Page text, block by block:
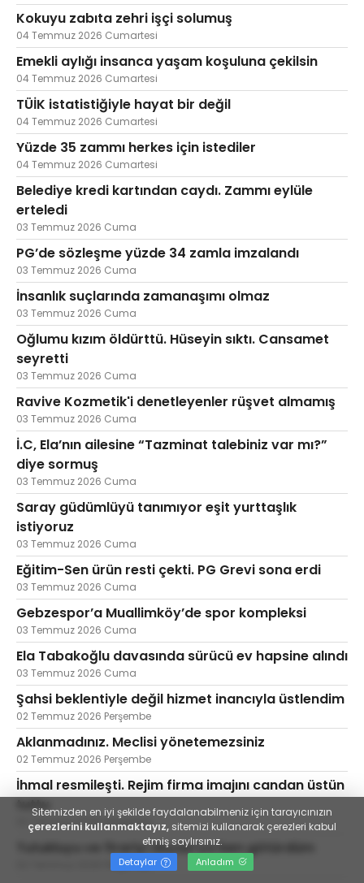
Kokuyu zabıta zehri işçi solumuş
04 Temmuz 2026 Cumartesi
Emekli aylığı insanca yaşam koşuluna çekilsin
04 Temmuz 2026 Cumartesi
TÜİK istatistiğiyle hayat bir değil
04 Temmuz 2026 Cumartesi
Yüzde 35 zammı herkes için istediler
04 Temmuz 2026 Cumartesi
Belediye kredi kartından caydı. Zammı eylüle
erteledi
03 Temmuz 2026 Cuma
PG’de sözleşme yüzde 34 zamla imzalandı
03 Temmuz 2026 Cuma
İnsanlık suçlarında zamanaşımı olmaz
03 Temmuz 2026 Cuma
Oğlumu kızım öldürttü. Hüseyin sıktı. Cansamet
seyretti
03 Temmuz 2026 Cuma
Ravive Kozmetik'i denetleyenler rüşvet almamış
03 Temmuz 2026 Cuma
İ.C, Ela’nın ailesine “Tazminat talebiniz var mı?”
diye sormuş
03 Temmuz 2026 Cuma
Saray güdümlüyü tanımıyor eşit yurttaşlık
istiyoruz
03 Temmuz 2026 Cuma
Eğitim-Sen ürün resti çekti. PG Grevi sona erdi
03 Temmuz 2026 Cuma
Gebzespor’a Muallimköy’de spor kompleksi
03 Temmuz 2026 Cuma
Ela Tabakoğlu davasında sürücü ev hapsine alındı
03 Temmuz 2026 Cuma
Şahsi beklentiyle değil hizmet inancıyla üstlendim
02 Temmuz 2026 Perşembe
Aklanmadınız. Meclisi yönetemezsiniz
02 Temmuz 2026 Perşembe
İhmal resmileşti. Rejim firma imajını candan üstün
tuttu
02 Temmuz 2026 Perşembe
Tutukluyu ve firariyi Akyazı'ya ben götürdüm
02 Temmuz 2026 Perşembe
Sitemizden en iyi şekilde faydalanabilmeniz için tarayıcınızın
çerezlerini kullanmaktayız, sitemizi kullanarak çerezleri kabul
etmiş saylırsınız.
Detaylar Anladım